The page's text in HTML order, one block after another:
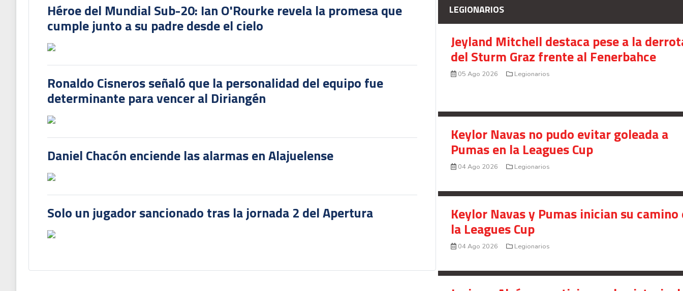
Señal en vivo:
Radio Actual107.1 FM
Héroe del Mundial Sub-20: Ian O'Rourke revela la promesa que
cumple junto a su padre desde el cielo
Ronaldo Cisneros señaló que la personalidad del equipo fue
determinante para vencer al Diriangén
Daniel Chacón enciende las alarmas en Alajuelense
Solo un jugador sancionado tras la jornada 2 del Apertura
LEGIONARIOS
Jeyland Mitchell destaca pese a la
del Sturm Graz frente al Fenerbahce
05 Ago 2026 Legionarios
Keylor Navas no pudo evitar goleada a
Pumas en la Leagues Cup
04 Ago 2026 Legionarios
Keylor Navas y Pumas inician su camino
la Leagues Cup
04 Ago 2026 Legionarios